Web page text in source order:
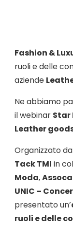
Fashion &
ruoli e delle
aziende
Ne abbiamo
il webinar Star
Leather
Organizzato da
Tack TMI in
Moda,
UNIC –
presentato un’
ruoli e delle